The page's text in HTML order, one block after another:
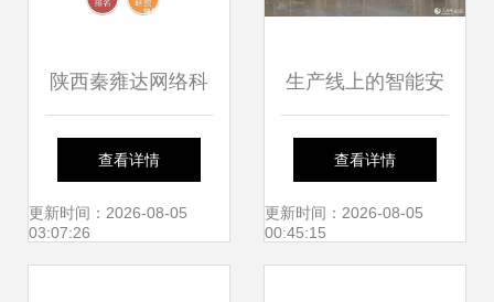
陕西秦雍达网络科
技 以技术之力赋能
网络服务新篇章
查看详情
更新时间：2026-08-05
03:07:26
生产线上的智能安
全密码 山东济南网
络技术服务的场景
查看详情
更新时间：2026-08-05
00:45:15